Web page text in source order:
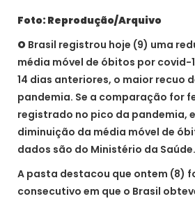
Foto: Reprodução/Arquivo
O Brasil registrou hoje (9) uma
média móvel de óbitos por covid-
14 dias anteriores, o maior recuo
pandemia. Se a comparação for
registrado no pico da pandemia,
diminuição da média móvel de
dados são do Ministério da Saúde.
A pasta destacou que ontem (8)
consecutivo em que o Brasil